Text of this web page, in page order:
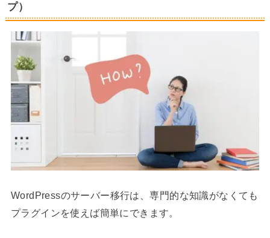
プ）
WordPressのサーバー移行は、専門的な知識がなくても
プラグインを使えば簡単にできます。